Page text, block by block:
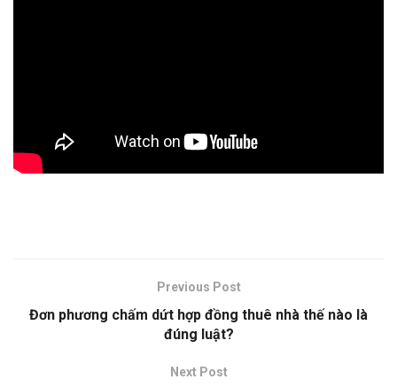
Previous Post
Đơn phương chấm dứt hợp đồng thuê nhà thế nào là
đúng luật?
Next Post